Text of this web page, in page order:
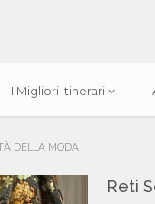
I Migliori Itinerari
DELLA MODA
Reti